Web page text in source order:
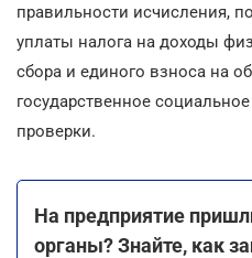
правильности исчисления,
уплаты налога на доходы
сбора и единого взноса на
государственное
проверки.
На предприятие
органы? Знайте, как